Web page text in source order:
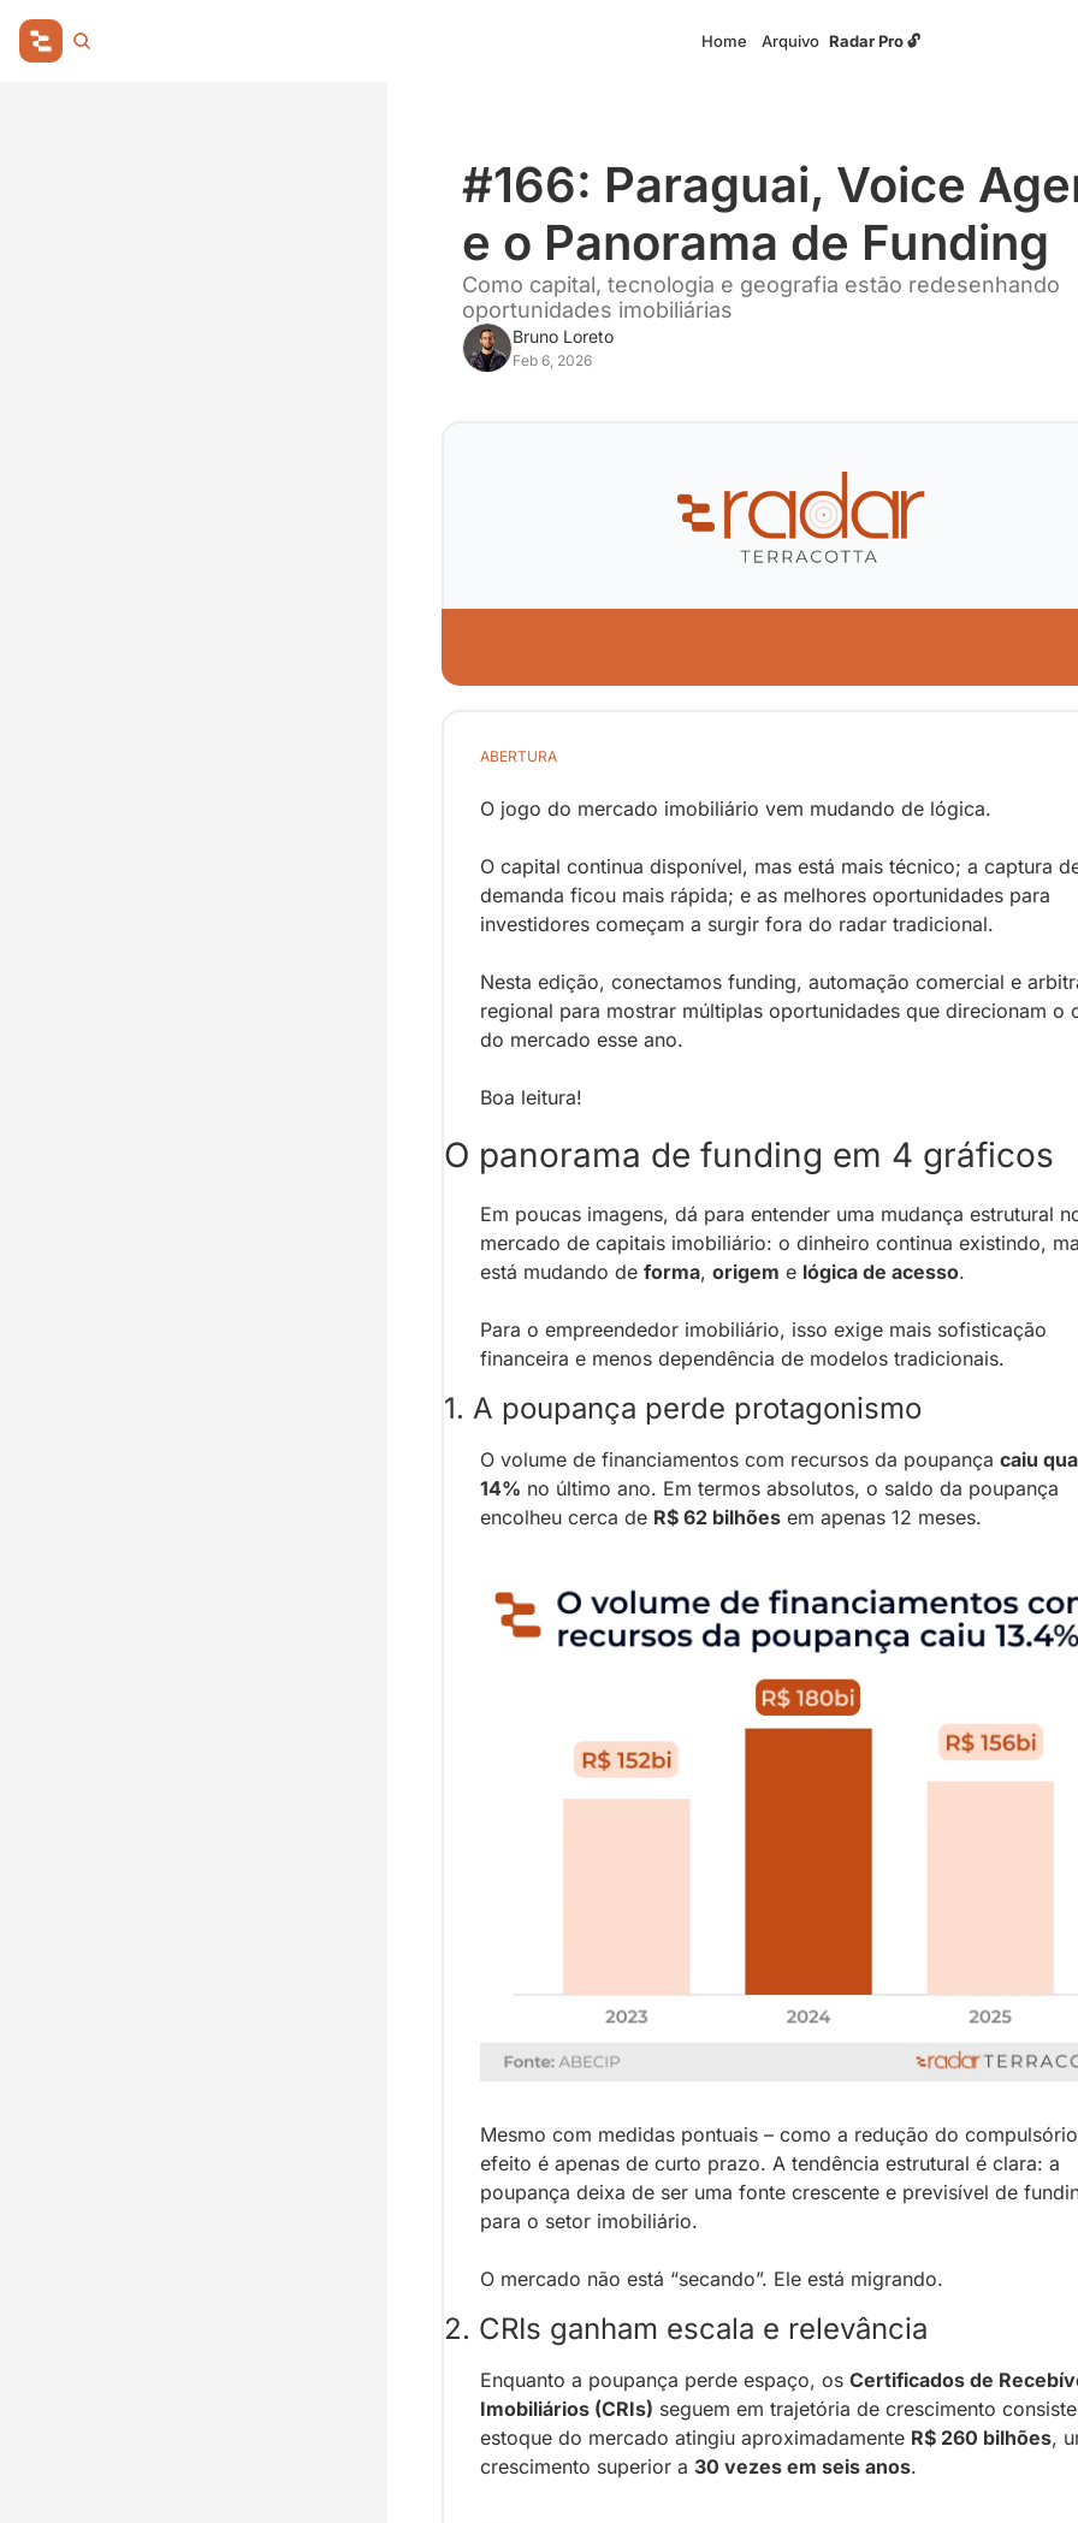
Home Arquivo Radar Pro 🔓
#166: Paraguai, Voice
e o Panorama de Funding
Como capital, tecnologia e geografia estão redesenhando
oportunidades imobiliárias
Bruno Loreto
Feb 6, 2026
ABERTURA
O jogo do mercado imobiliário vem mudando de lógica.
O capital continua disponível, mas está mais técnico; a captura
demanda ficou mais rápida; e as melhores oportunidades para
investidores começam a surgir fora do radar tradicional.
Nesta edição, conectamos funding, automação comercial e
regional para mostrar múltiplas oportunidades que direcionam o
do mercado esse ano.
Boa leitura!
O panorama de funding em 4 gráficos
Em poucas imagens, dá para entender uma mudança estrutural
mercado de capitais imobiliário: o dinheiro continua existindo,
está mudando de forma, origem e lógica de acesso.
Para o empreendedor imobiliário, isso exige mais sofisticação
financeira e menos dependência de modelos tradicionais.
1. A poupança perde protagonismo
O volume de financiamentos com recursos da poupança caiu
14% no último ano. Em termos absolutos, o saldo da poupança
encolheu cerca de R$ 62 bilhões em apenas 12 meses.
Mesmo com medidas pontuais – como a redução do
efeito é apenas de curto prazo. A tendência estrutural é clara: a
poupança deixa de ser uma fonte crescente e previsível de
para o setor imobiliário.
O mercado não está “secando”. Ele está migrando.
2. CRIs ganham escala e relevância
Enquanto a poupança perde espaço, os Certificados de
Imobiliários (CRIs) seguem em trajetória de crescimento
estoque do mercado atingiu aproximadamente R$ 260 bilhões,
crescimento superior a 30 vezes em seis anos.